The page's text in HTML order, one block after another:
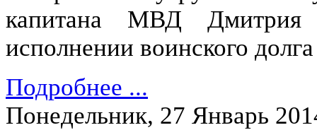
капитана МВД Дмитрия
исполнении воинского
Подробнее ...
Понедельник, 27 Январь